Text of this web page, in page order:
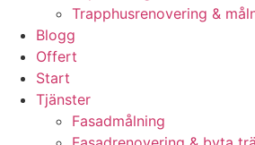
Trapphusrenovering &
Blogg
Offert
Start
Tjänster
Fasadmålning